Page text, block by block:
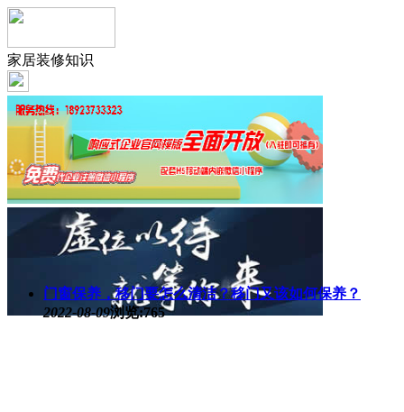
家居装修知识
门窗保养，移门要怎么清洁？移门又该如何保养？
2022-08-09浏览:765